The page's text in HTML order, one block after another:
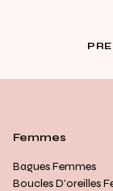
Femmes
Bagues Femmes
Boucles D’oreilles